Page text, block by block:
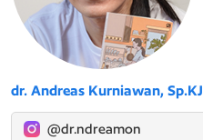
dr. Andreas Kurniawan, Sp.KJ
@dr.ndreamon